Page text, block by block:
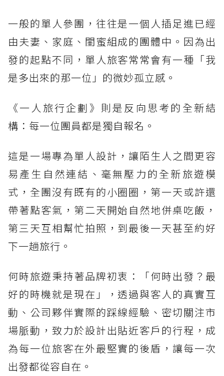
一般的單人參團，往往是一個人插足進已經
由夫妻、家庭、閨蜜組成的團體中。因為出
發的起點不同，單人旅客常常會有一種「我
是多出來的那一位」的微妙孤立感。
《一人旅行企劃》則是反向思考的全新結
構：每一位團員都是獨自報名。
這是一場專為單人設計，讓陌生人之間更容
易產生自然連結、毫無壓力的全新旅遊模
式，全團沒有既有的小圈圈，第一天或許還
帶著點客氣，第二天開始自然地併桌吃飯，
第三天互相幫忙拍照，到最後一天甚至約好
下一趟旅行。
何時旅遊秉持著品牌初衷：「何時出發？最
好的時機就是現在」，透過與客人的真實互
動、公司夥伴實際的踩線經驗、密切關注市
場脈動，致力於設計出貼近客戶的行程，成
為每一位旅客在外最堅實的後盾，讓每一次
出發都從容自在。